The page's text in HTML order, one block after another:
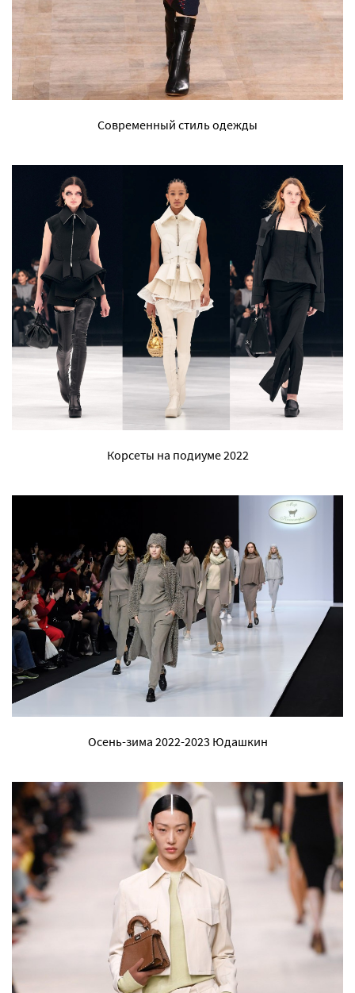
Современный стиль одежды
Корсеты на подиуме 2022
Осень-зима 2022-2023 Юдашкин